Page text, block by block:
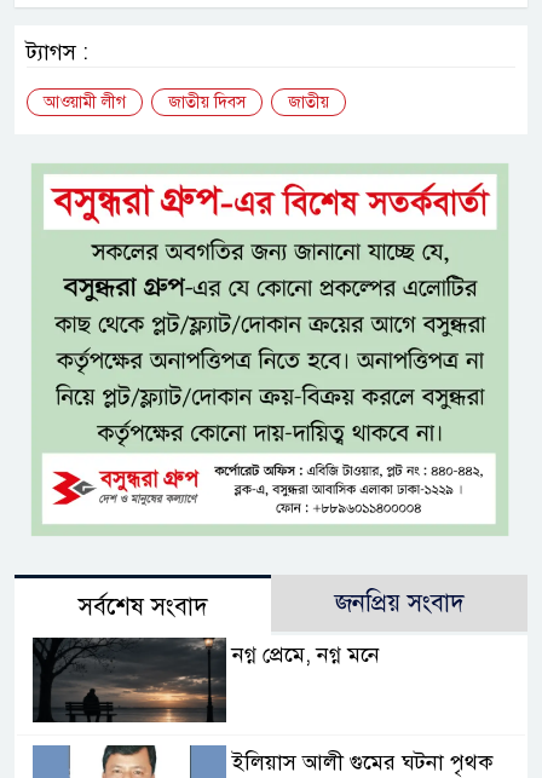
ট্যাগস :
আওয়ামী লীগ জাতীয় দিবস জাতীয়
সর্বশেষ সংবাদ জনপ্রিয় সংবাদ
নগ্ন প্রেমে, নগ্ন মনে
ইলিয়াস আলী গুমের ঘটনা পৃথক